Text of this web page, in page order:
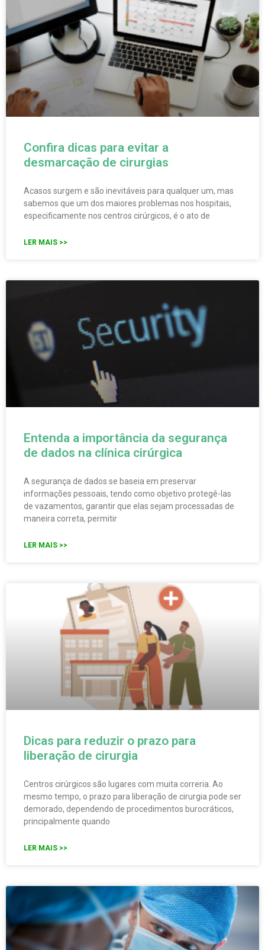
Confira dicas para evitar a
desmarcação de cirurgias
Acasos surgem e são inevitáveis para qualquer um, mas
sabemos que um dos maiores problemas nos hospitais,
especificamente nos centros cirúrgicos, é o ato de
LER MAIS >>
Entenda a importância da segurança
de dados na clínica cirúrgica
A segurança de dados se baseia em preservar
informações pessoais, tendo como objetivo protegê-las
de vazamentos, garantir que elas sejam processadas de
maneira correta, permitir
LER MAIS >>
Dicas para reduzir o prazo para
liberação de cirurgia
Centros cirúrgicos são lugares com muita correria. Ao
mesmo tempo, o prazo para liberação de cirurgia pode ser
demorado, dependendo de procedimentos burocráticos,
principalmente quando
LER MAIS >>